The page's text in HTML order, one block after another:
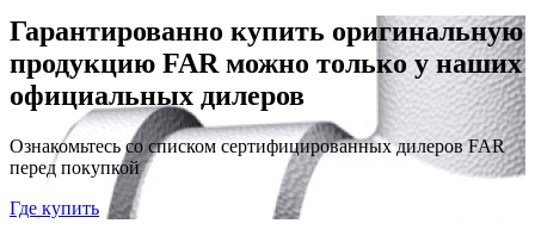
Гарантированно купить оригинальную
продукцию FAR можно только у наших
официальных дилеров
Ознакомьтесь со списком сертифицированных дилеров FAR
перед покупкой
Где купить